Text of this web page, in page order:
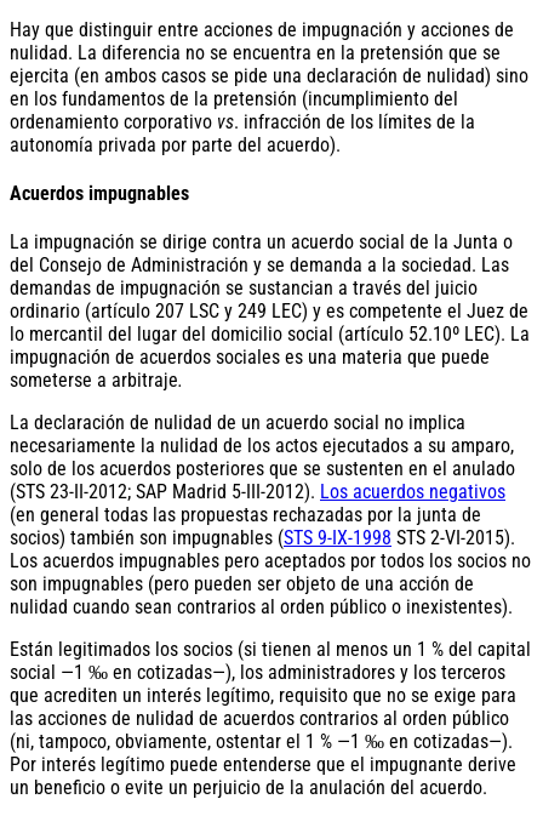
Hay que distinguir entre acciones de impugnación y acciones de
nulidad. La diferencia no se encuentra en la pretensión que se
ejercita (en ambos casos se pide una declaración de nulidad) sino
en los fundamentos de la pretensión (incumplimiento del
ordenamiento corporativo vs. infracción de los límites de la
autonomía privada por parte del acuerdo).
Acuerdos impugnables
La impugnación se dirige contra un acuerdo social de la Junta o
del Consejo de Administración y se demanda a la sociedad. Las
demandas de impugnación se sustancian a través del juicio
ordinario (artículo 207 LSC y 249 LEC) y es competente el Juez de
lo mercantil del lugar del domicilio social (artículo 52.10º LEC). La
impugnación de acuerdos sociales es una materia que puede
someterse a arbitraje.
La declaración de nulidad de un acuerdo social no implica
necesariamente la nulidad de los actos ejecutados a su amparo,
solo de los acuerdos posteriores que se sustenten en el anulado
(STS 23-II-2012; SAP Madrid 5-III-2012). Los acuerdos negativos
(en general todas las propuestas rechazadas por la junta de
socios) también son impugnables (STS 9-IX-1998 STS 2-VI-2015).
Los acuerdos impugnables pero aceptados por todos los socios no
son impugnables (pero pueden ser objeto de una acción de
nulidad cuando sean contrarios al orden público o inexistentes).
Están legitimados los socios (si tienen al menos un 1 % del capital
social —1 ‰ en cotizadas—), los administradores y los terceros
que acrediten un interés legítimo, requisito que no se exige para
las acciones de nulidad de acuerdos contrarios al orden público
(ni, tampoco, obviamente, ostentar el 1 % —1 ‰ en cotizadas—).
Por interés legítimo puede entenderse que el impugnante derive
un beneficio o evite un perjuicio de la anulación del acuerdo.